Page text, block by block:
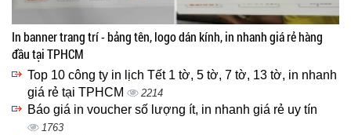
In banner trang trí - bảng tên, logo dán kính, in nhanh giá rẻ hàng
đầu tại TPHCM
Top 10 công ty in lịch Tết 1 tờ, 5 tờ, 7 tờ, 13 tờ, in nhanh
giá rẻ tại TPHCM
2214
Báo giá in voucher số lượng ít, in nhanh giá rẻ uy tín
1763